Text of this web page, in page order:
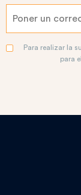
Para realizar la
para